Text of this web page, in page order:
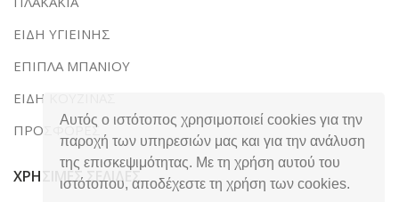
Αυτός ο ιστότοπος χρησιμοποιεί cookies για την
παροχή των υπηρεσιών μας και για την ανάλυση
της επισκεψιμότητας. Με τη χρήση αυτού του
ιστότοπου, αποδέχεστε τη χρήση των cookies.
ΕΙΔΗ ΥΓΙΕΙΝΗΣ
ΕΠΙΠΛΑ ΜΠΑΝΙΟΥ
ΕΙΔΗ ΚΟΥΖΙΝΑΣ
ΠΡΟΣΦΟΡΕΣ
ΧΡΗΣΙΜΕΣ ΣΕΛΙΔΕΣ